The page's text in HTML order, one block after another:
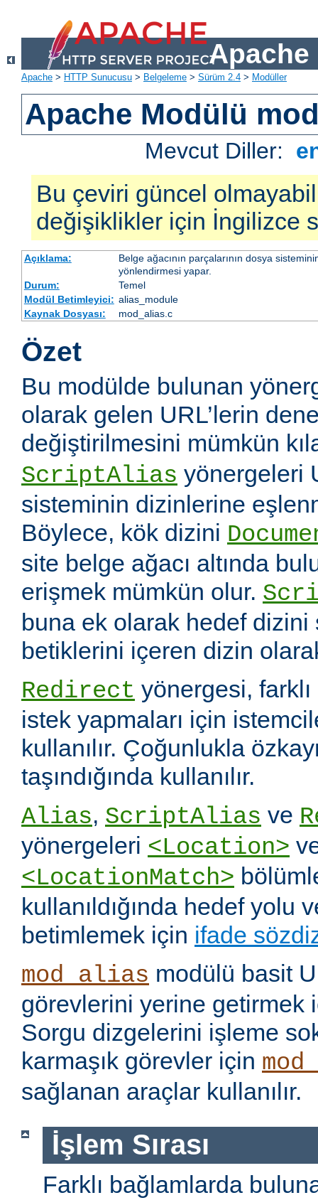
Apache
Apache > HTTP Sunucusu > Belgeleme > Sürüm 2.4 > Modüller
Apache Modülü
Mevcut Diller:
Bu çeviri güncel
değişiklikler için İngilizce
Açıklama:
Belge ağacının parçalarının dosya
yönlendirmesi yapar.
Durum:
Temel
Modül Betimleyici: alias_module
Kaynak Dosyası:
mod_alias.c
Özet
Bu modülde bulunan
olarak gelen URL’lerin
değiştirilmesini mümkün
ScriptAlias yönergeleri
sisteminin dizinlerine
Böylece, kök dizini
site belge ağacı altında
erişmek mümkün olur.
buna ek olarak hedef dizini
betiklerini içeren dizin
Redirect yönergesi,
istek yapmaları için
kullanılır. Çoğunlukla
taşındığında kullanılır.
Alias, ScriptAlias ve
yönergeleri <Location>
<LocationMatch>
kullanıldığında hedef yolu
betimlemek için ifade
mod_alias modülü basit
görevlerini yerine getirmek
Sorgu dizgelerini işleme
karmaşık görevler için
sağlanan araçlar kullanılır.
İşlem Sırası
Farklı bağlamlarda